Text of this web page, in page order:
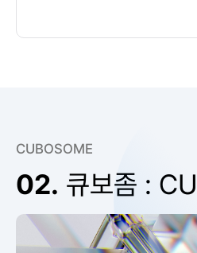
CUBOSOME
02. 큐보좀 :